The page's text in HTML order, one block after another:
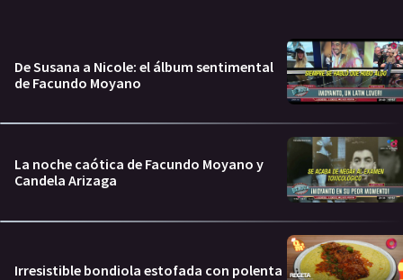
De Susana a Nicole: el álbum sentimental
de Facundo Moyano
La noche caótica de Facundo Moyano y
Candela Arizaga
Irresistible bondiola estofada con polenta